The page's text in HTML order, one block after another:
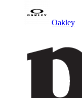
Oakley